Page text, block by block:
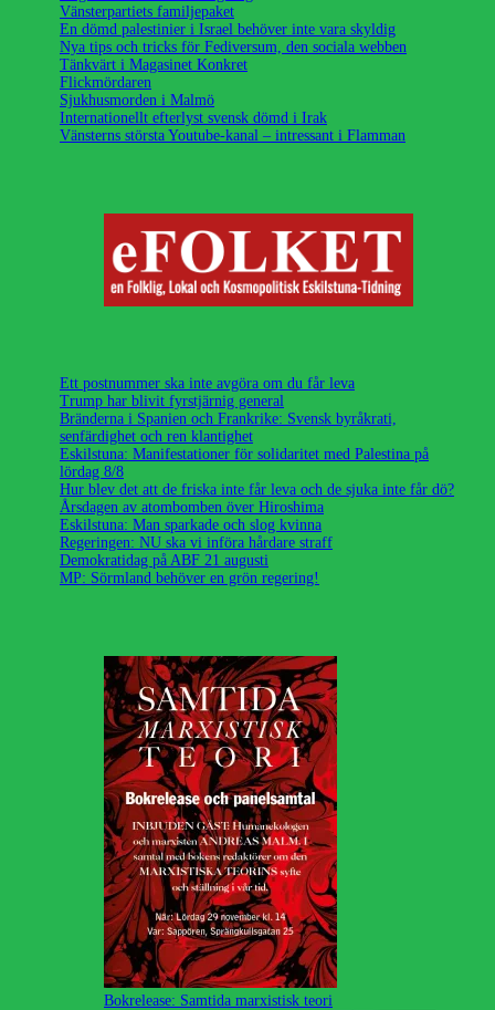
Vänsterpartiets familjepaket
En dömd palestinier i Israel behöver inte vara skyldig
Nya tips och tricks för Fediversum, den sociala webben
Tänkvärt i Magasinet Konkret
Flickmördaren
Sjukhusmorden i Malmö
Internationellt efterlyst svensk dömd i Irak
Vänsterns största Youtube-kanal – intressant i Flamman
Ett postnummer ska inte avgöra om du får leva
Trump har blivit fyrstjärnig general
Bränderna i Spanien och Frankrike: Svensk byråkrati,
senfärdighet och ren klantighet
Eskilstuna: Manifestationer för solidaritet med Palestina på
lördag 8/8
Hur blev det att de friska inte får leva och de sjuka inte får dö?
Årsdagen av atombomben över Hiroshima
Eskilstuna: Man sparkade och slog kvinna
Regeringen: NU ska vi införa hårdare straff
Demokratidag på ABF 21 augusti
MP: Sörmland behöver en grön regering!
Bokrelease: Samtida marxistisk teori